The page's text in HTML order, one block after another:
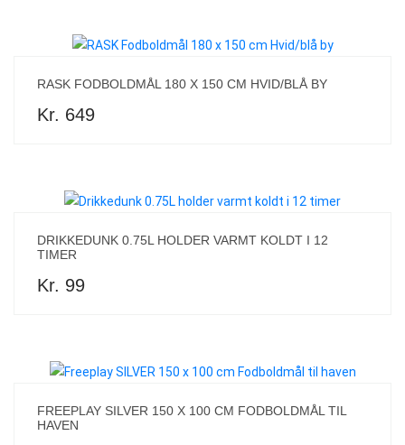
RASK FODBOLDMÅL 180 X 150 CM HVID/BLÅ BY
Kr. 649
DRIKKEDUNK 0.75L HOLDER VARMT KOLDT I 12
TIMER
Kr. 99
FREEPLAY SILVER 150 X 100 CM FODBOLDMÅL TIL
HAVEN